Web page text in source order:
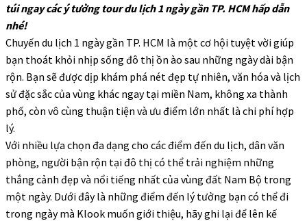
túi ngay các ý tưởng tour du lịch 1 ngày gần TP. HCM hấp dẫn
nhé!
Chuyến du lịch 1 ngày gần TP. HCM là một cơ hội tuyệt vời giúp
bạn thoát khỏi nhịp sống đô thị ồn ào sau những ngày dài bận
rộn. Bạn sẽ được dịp khám phá nét đẹp tự nhiên, văn hóa và lịch
sử đặc sắc của vùng khác ngay tại miền Nam, không xa thành
phố, còn vô cùng thuận tiện và ưu điểm lớn nhất là chi phí hợp
lý.
Với nhiều lựa chọn đa dạng cho các điểm đến du lịch, dân văn
phòng, người bận rộn tại đô thị có thể trải nghiệm những
thắng cảnh đẹp và nổi tiếng nhất của vùng đất Nam Bộ trong
một ngày. Dưới đây là những điểm đến lý tưởng bạn có thể đi
trong ngày mà Klook muốn giới thiệu, hãy ghi lại để lên kế